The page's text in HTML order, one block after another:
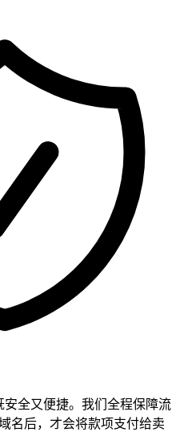
安全又便捷。我们全程保障流
名后，才会将款项支付给卖